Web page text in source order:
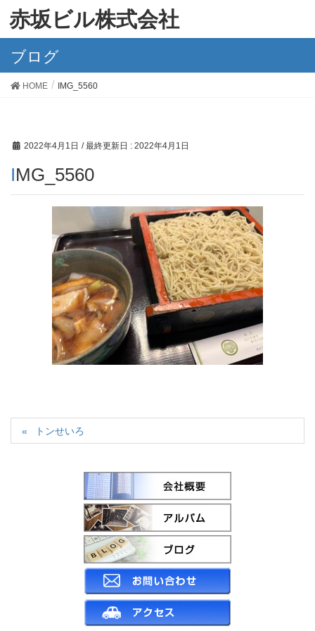
赤坂ビル株式会社
ブログ
HOME IMG_5560
2022年4月1日 / 最終更新日 : 2022年4月1日
IMG_5560
トンせいろ